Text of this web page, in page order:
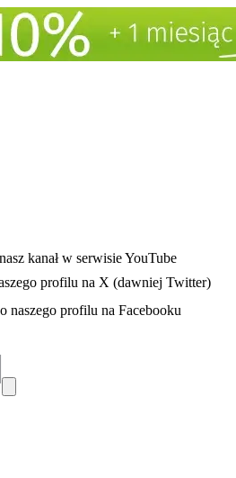
karcie
się w nowej karcie
kanał w serwisie YouTube
profilu na X (dawniej Twitter)
się w nowej karcie
naszego profilu na Facebooku